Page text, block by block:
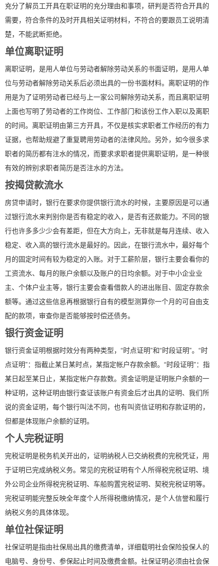
充分了解员工开具在职证明的充分理由和事项，研判是否符合开具的
需要，符合条件的及时开具相关证明材料，不符合的要跟员工说明清
楚，不能武断拒绝。
单位离职证明
离职证明，是用人单位与劳动者解除劳动关系的书面证明，是用人单
位与劳动者解除劳动关系后必须出具的一份书面材料。离职证明的作
用是为了证明劳动者已经与上一家公司解除劳动关系，而且离职证明
上面也写明了劳动者的工作岗位、工作部门和该份工作入职以及离职
的时间。离职证明由第三方开具，不仅是核实求职者工作经历的有力
证据，也帮助规避了重复聘用劳动者的法律风险。另外，如今很多求
职者的简历都有注水的情况，而要求求职者提供离职证明，是一种很
有效的辨别求职者简历是否注水的方法。
按揭贷款流水
房贷申请时，银行在要求你提供银行流水的时候，主要原因是可以通
过银行流水来判别你是否有稳定的收入，是否有还款能力。不同的银
行也许多多少少会有差距，但在大方向上，无非就是每月连续、收入
稳定、收入高的银行流水是最好的。因此，在银行流水中，最好每个
月的固定时间有较为稳定的入账。对于工薪阶层，银行主要会看你的
工资流水、每月的账户余额以及账户的日均余额。对于中小企业业
主、个体户业主等，银行主要会查看借款人的进出账目、固定存款余
额等。通过这些信息再根据银行自有的模型测算你一个月的可自由支
配的款项，审查你是否能够按时偿还债务。
银行资金证明
银行资金证明根据时效分有两种类型，“时点证明”和“时段证明”。“时
点证明”：指截止某日某时点，某指定帐户存款余额。“时段证明”：指
某日起至某日止，某指定帐户存款数。资金证明是证明账户余额的一
种证明，这种证明由银行查证该账户有资金后才出具的证明、我们所
说的资金证明，每个银行叫法不同，也有叫资信证明和存款证明的，
但都是体现账户余额的证明。
个人完税证明
完税证明是税务机关开出的，证明纳税人已交纳税费的完税凭证，用
于证明已完成纳税义务。常见的完税证明有个人所得税完税证明、境
外公司企业所得税完税证明、车船购置完税证明、契税完税证明等。
完税证明能完整反映全年度个人所得税缴纳情况，是个人信誉和履行
纳税义务的具体体现。
单位社保证明
社保证明是指由社保局出具的缴费清单，详细载明社会保险投保人的
电脑号、身份号、参保起止时间及缴费金额。社保证明必须由社会保